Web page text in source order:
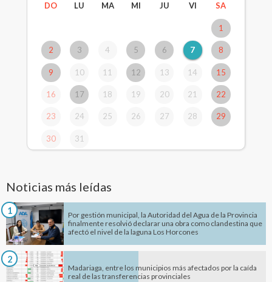
DO LU MA MI JU VI SA
1
2 3 4 5 6 7 8
9 10 11 12 13 14 15
16 17 18 19 20 21 22
23 24 25 26 27 28 29
30 31
Noticias más leídas
1
Por gestión municipal, la Autoridad del Agua de la Provincia
finalmente resolvió declarar una obra como clandestina que
afectó el nivel de la laguna Los Horcones
2
Madariaga, entre los municipios más afectados por la caída
real de las transferencias provinciales